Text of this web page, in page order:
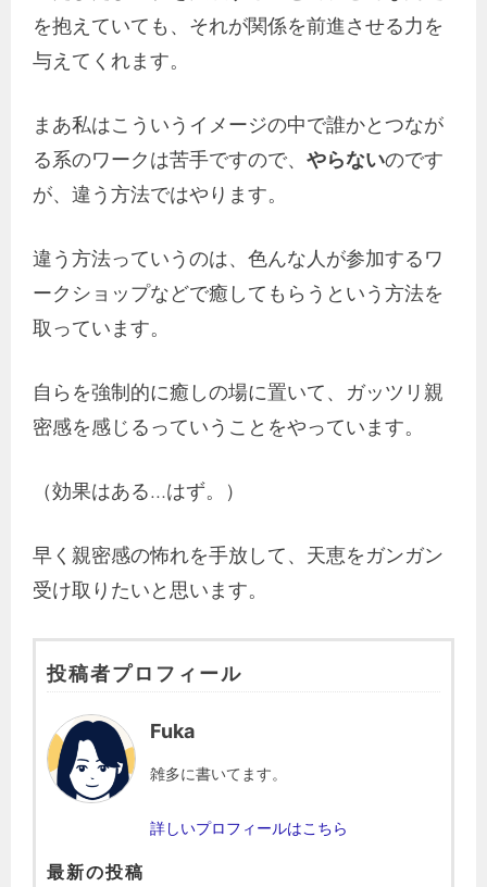
を抱えていても、それが関係を前進させる力を
与えてくれます。
まあ私はこういうイメージの中で誰かとつなが
る系のワークは苦手ですので、やらないのです
が、違う方法ではやります。
違う方法っていうのは、色んな人が参加するワ
ークショップなどで癒してもらうという方法を
取っています。
自らを強制的に癒しの場に置いて、ガッツリ親
密感を感じるっていうことをやっています。
（効果はある…はず。）
早く親密感の怖れを手放して、天恵をガンガン
受け取りたいと思います。
投稿者プロフィール
Fuka
雑多に書いてます。
詳しいプロフィールはこちら
最新の投稿